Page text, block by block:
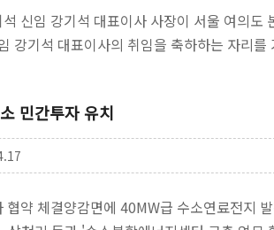
신임 강기석 대표이사 사장이 서울 여의
강기석 대표이사의 취임을 축하하는 자리
민간투자 유치
약 체결양감면에 40MW급 수소연료전지